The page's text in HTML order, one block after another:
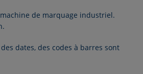
de marquage industriel.
dates, des codes à barres sont